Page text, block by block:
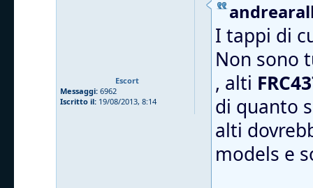
Escort
Messaggi: 6962
Iscritto il: 19/08/2013, 8:14
I tappi di
Non sono
, alti
di quanto
alti
models e